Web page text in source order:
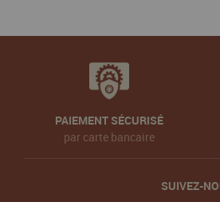
PAIEMENT SÉCURISÉ
par carte bancaire
SUIVEZ-